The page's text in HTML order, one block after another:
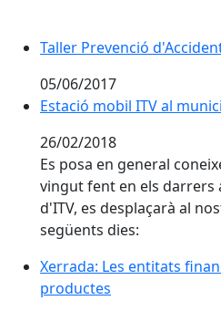
Taller Prevenció
05/06/2017
Estació mobil ITV al
Estació mobil ITV al
26/02/2018
Es posa en general
vingut fent en els darrers
d'ITV, es desplaçarà al
següents dies:
Xerrada: Les entitats
Xerrada: Les entitats
productes